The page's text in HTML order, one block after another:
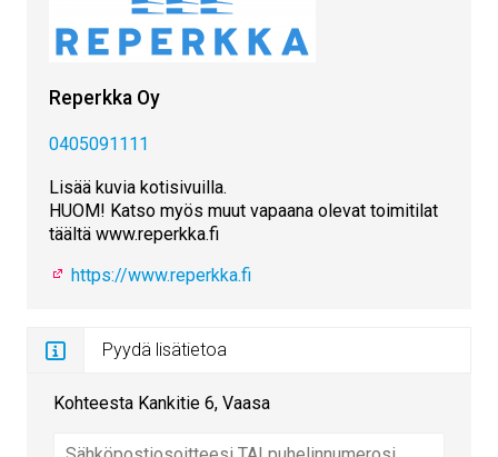
Reperkka Oy
0405091111
Lisää kuvia kotisivuilla.
HUOM! Katso myös muut vapaana olevat toimitilat
täältä www.reperkka.fi
https://www.reperkka.fi
Pyydä lisätietoa
Kohteesta Kankitie 6, Vaasa